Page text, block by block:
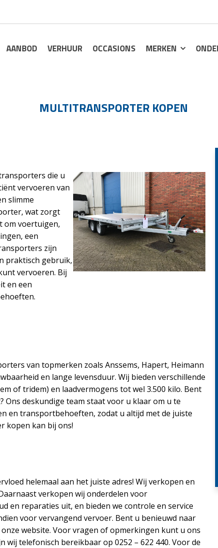
AANBOD VERHUUR OCCASIONS MERKEN
MULTITRANSPORTER KOPEN
die u
vervoeren van
slimme
wat zorgt
om voertuigen,
een
zijn
praktisch gebruik,
vervoeren. Bij
en een
van topmerken zoals Anssems, Hapert, Heimann
en lange levensduur. Wij bieden verschillende
of tridem) en laadvermogens tot wel 3.500 kilo. Bent
Ons deskundige team staat voor u klaar om u te
en transportbehoeften, zodat u altijd met de juiste
kopen kan bij ons!
helemaal aan het juiste adres! Wij verkopen en
verkopen wij onderdelen voor
en reparaties uit, en bieden we controle en service
voor vervangend vervoer. Bent u benieuwd naar
website. Voor vragen of opmerkingen kunt u ons
wij telefonisch bereikbaar op 0252 – 622 440. Voor de